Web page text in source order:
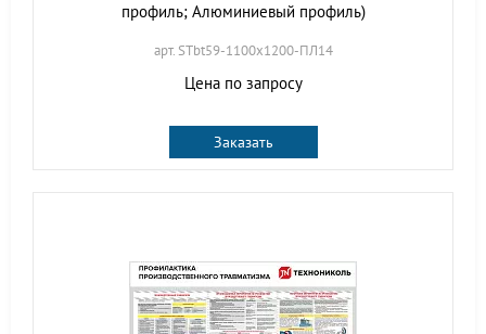
профиль; Алюминиевый профиль)
арт. STbt59-1100х1200-ПЛ14
Цена по запросу
Заказать